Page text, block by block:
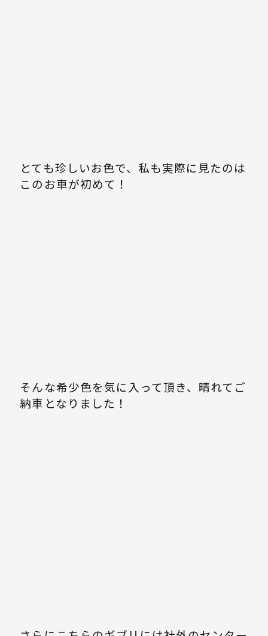
とても珍しいお色で、私も実際に見たのは
このお車が初めて！
そんな希少色を気に入って頂き、晴れてご
納車となりました！